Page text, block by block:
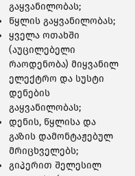
გაყვანილობას;
წყლის გაყვანილობას;
ყველა ოთახში
(აუცილებელი
რაოდენობა) მიყვანილ
ელექტრო და სუსტი
დენების
გაყვანილობას;
დენის, წყლისა და
გაზის დამონტაჟებულ
მრიცხველებს;
გიპერით შელესილ